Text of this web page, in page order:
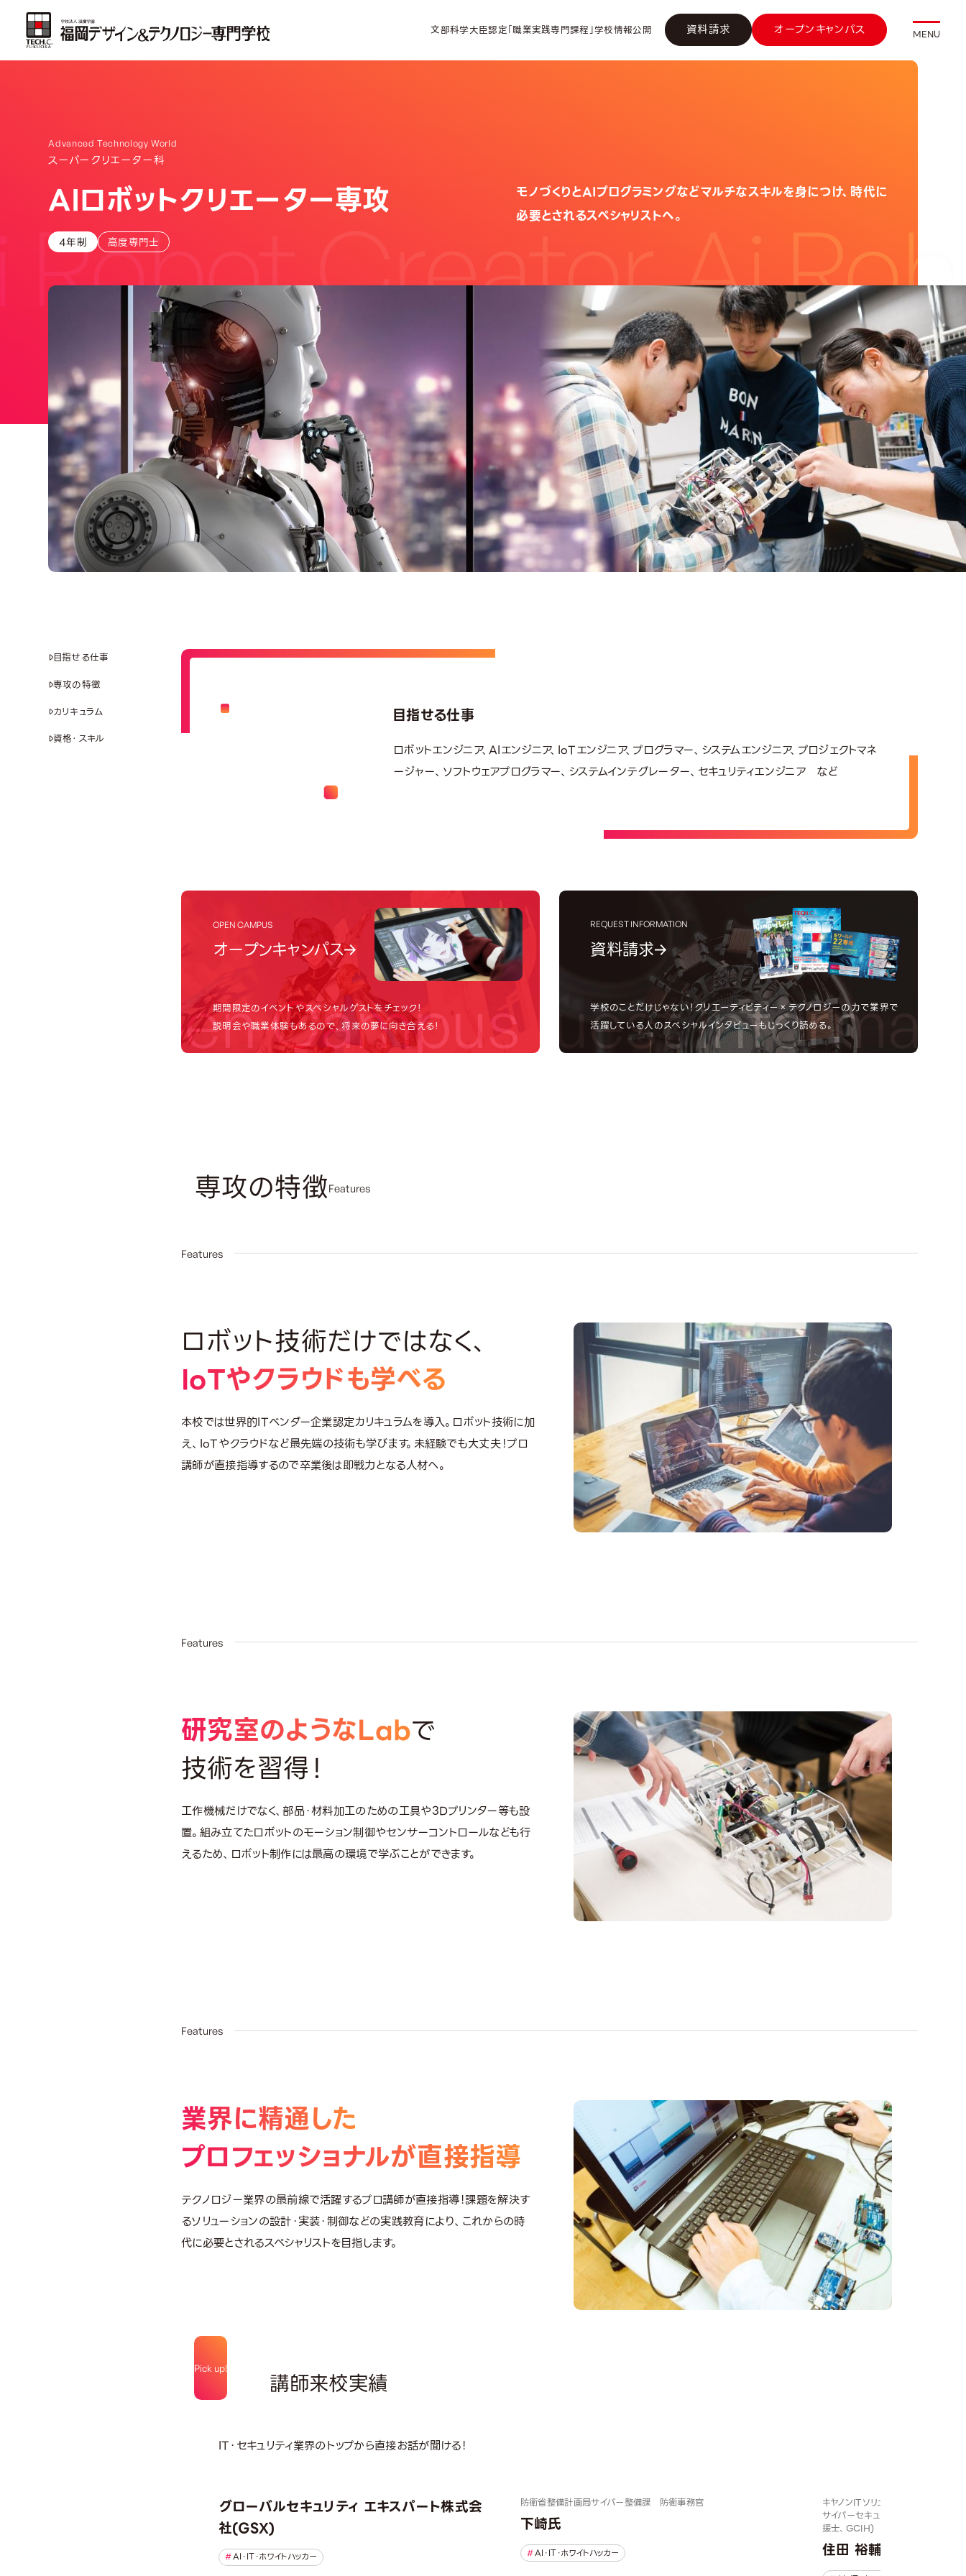
文部科学大臣認定「職業実践専門課程」学校情報公開 資料請求 オープンキャンパス MENU
Advanced Technology World
スーパークリエーター科
AIロボットクリエーター専攻
4年制 高度専門士
モノづくりとAIプログラミングなどマルチなスキルを身につけ、時代に
必要とされるスペシャリストへ。
Creator Ai
目指せる仕事
専攻の特徴
カリキュラム
資格・スキル
目指せる仕事
ロボットエンジニア、AIエンジニア、IoTエンジニア、プログラマー、システムエンジニア、プロジェクトマネ
ージャー、ソフトウェアプログラマー、システムインテグレーター、セキュリティエンジニア など
OPEN CAMPUS
オープンキャンパス
期間限定のイベントやスペシャルゲストをチェック！
説明会や職業体験もあるので、将来の夢に向き合える！
Open Campus Open Campus
REQUEST INFORMATION
資料請求
学校のことだけじゃない！クリエーティビティー×テクノロジーの力で業界で
活躍している人のスペシャルインタビューもじっくり読める。
Request
専攻の特徴Features
Features01
ロボット技術だけではなく、
IoTやクラウドも学べる
本校では世界的ITベンダー企業認定カリキュラムを導入。ロボット技術に加
え、IoTやクラウドなど最先端の技術も学びます。未経験でも大丈夫！プロ
講師が直接指導するので卒業後は即戦力となる人材へ。
Features02
研究室のようなLabで
技術を習得！
工作機械だけでなく、部品・材料加工のための工具や3Dプリンター等も設
置。組み立てたロボットのモーション制御やセンサーコントロールなども行
えるため、ロボット制作には最高の環境で学ぶことができます。
Features03
業界に精通した
プロフェッショナルが直接指導
テクノロジー業界の最前線で活躍するプロ講師が直接指導！課題を解決す
るソリューションの設計・実装・制御などの実践教育により、これからの時
代に必要とされるスペシャリストを目指します。
Pick up! 講師来校実績
IT・セキュリティ業界のトップから直接お話が聞ける！
グローバルセキュリティ エキスパート株式会
社(GSX)
AI・IT・ホワイトハッカー
防衛省整備計画局サイバー整備課 防衛事務官
下崎氏
AI・IT・ホワイトハッカー
キヤノンITソリューションズ株式会社
サイバーセキュリティラボ マルウェ
援士、GCIH)
住田 裕輔氏